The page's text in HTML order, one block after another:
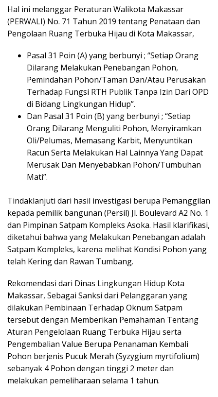
Hal ini melanggar Peraturan Walikota Makassar
(PERWALI) No. 71 Tahun 2019 tentang Penataan dan
Pengolaan Ruang Terbuka Hijau di Kota Makassar,
Pasal 31 Poin (A) yang berbunyi ; “Setiap Orang
Dilarang Melakukan Penebangan Pohon,
Pemindahan Pohon/Taman Dan/Atau Perusakan
Terhadap Fungsi RTH Publik Tanpa Izin Dari OPD
di Bidang Lingkungan Hidup”.
Dan Pasal 31 Poin (B) yang berbunyi ; “Setiap
Orang Dilarang Menguliti Pohon, Menyiramkan
Oli/Pelumas, Memasang Karbit, Menyuntikan
Racun Serta Melakukan Hal Lainnya Yang Dapat
Merusak Dan Menyebabkan Pohon/Tumbuhan
Mati”.
Tindaklanjuti dari hasil investigasi berupa Pemanggilan
kepada pemilik bangunan (Persil) Jl. Boulevard A2 No. 1
dan Pimpinan Satpam Kompleks Asoka. Hasil klarifikasi,
diketahui bahwa yang Melakukan Penebangan adalah
Satpam Kompleks, karena melihat Kondisi Pohon yang
telah Kering dan Rawan Tumbang.
Rekomendasi dari Dinas Lingkungan Hidup Kota
Makassar, Sebagai Sanksi dari Pelanggaran yang
dilakukan Pembinaan Terhadap Oknum Satpam
tersebut dengan Memberikan Pemahaman Tentang
Aturan Pengelolaan Ruang Terbuka Hijau serta
Pengembalian Value Berupa Penanaman Kembali
Pohon berjenis Pucuk Merah (Syzygium myrtifolium)
sebanyak 4 Pohon dengan tinggi 2 meter dan
melakukan pemeliharaan selama 1 tahun.